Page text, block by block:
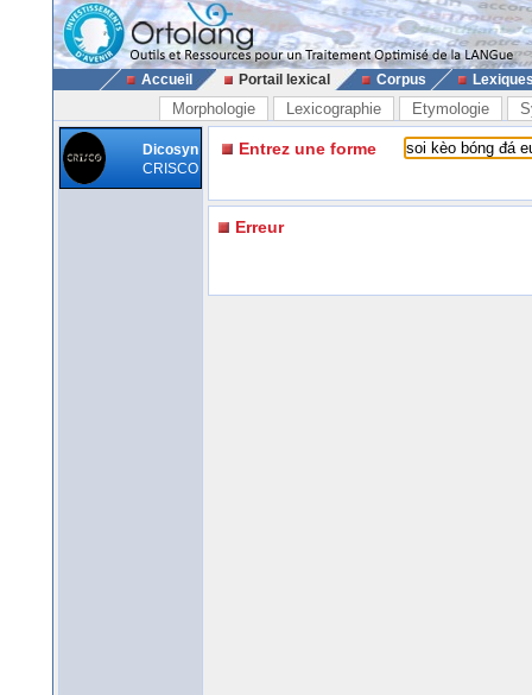
Accueil Portail lexical Corpus
Morphologie Lexicographie Etymologie
Dicosyn
CRISCO
Entrez une forme
Erreur